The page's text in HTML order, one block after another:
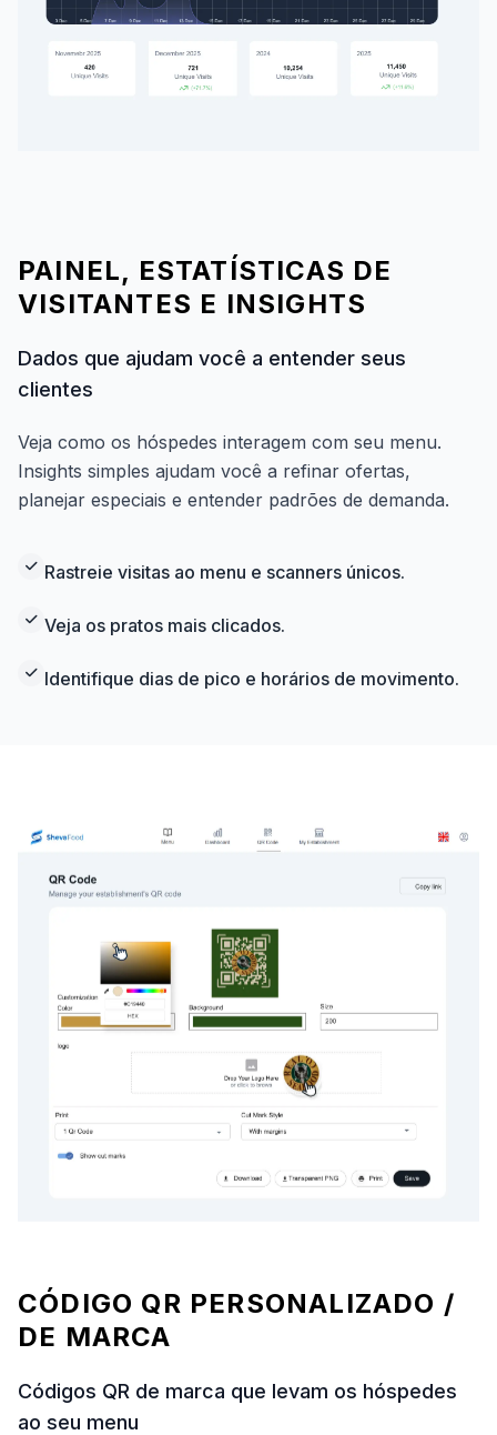
PAINEL, ESTATÍSTICAS DE
VISITANTES E INSIGHTS
Dados que ajudam você a entender seus
clientes
Veja como os hóspedes interagem com seu menu.
Insights simples ajudam você a refinar ofertas,
planejar especiais e entender padrões de demanda.
Rastreie visitas ao menu e scanners únicos.
Veja os pratos mais clicados.
Identifique dias de pico e horários de movimento.
CÓDIGO QR PERSONALIZADO /
DE MARCA
Códigos QR de marca que levam os hóspedes
ao seu menu